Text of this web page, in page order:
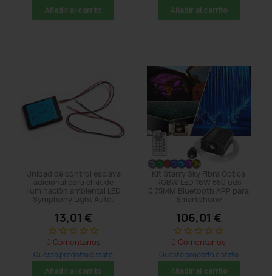
acquistato: 5 times
Añadir al carrito
acquistato: 5 times
Añadir al carrito
Unidad de control esclava
adicional para el kit de
iluminación ambiental LED
Symphony Light Auto.
13,01 €
star_border star_border star_border star_border star_border
0 Comentarios
Questo prodotto è stato
acquistato: 5 times
Añadir al carrito
Kit Starry Sky Fibra Óptica
RGBW LED 16W 550 uds
0.75MM Bluetooth APP para
Smartphone
106,01 €
star_border star_border star_border star_border star_border
0 Comentarios
Questo prodotto è stato
acquistato: 29 times
Añadir al carrito